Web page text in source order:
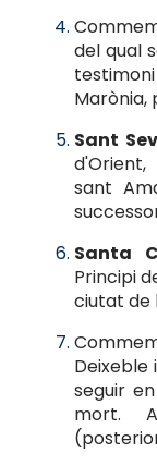
del qual
testimoni
Marònia,
Sant
sant
Santa
Principi
ciutat de
Deixeble
seguir
mort.